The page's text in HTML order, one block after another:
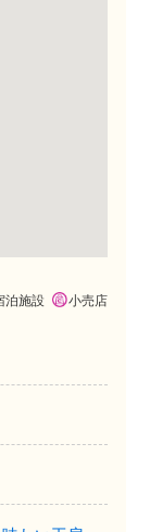
泊施設 小売店